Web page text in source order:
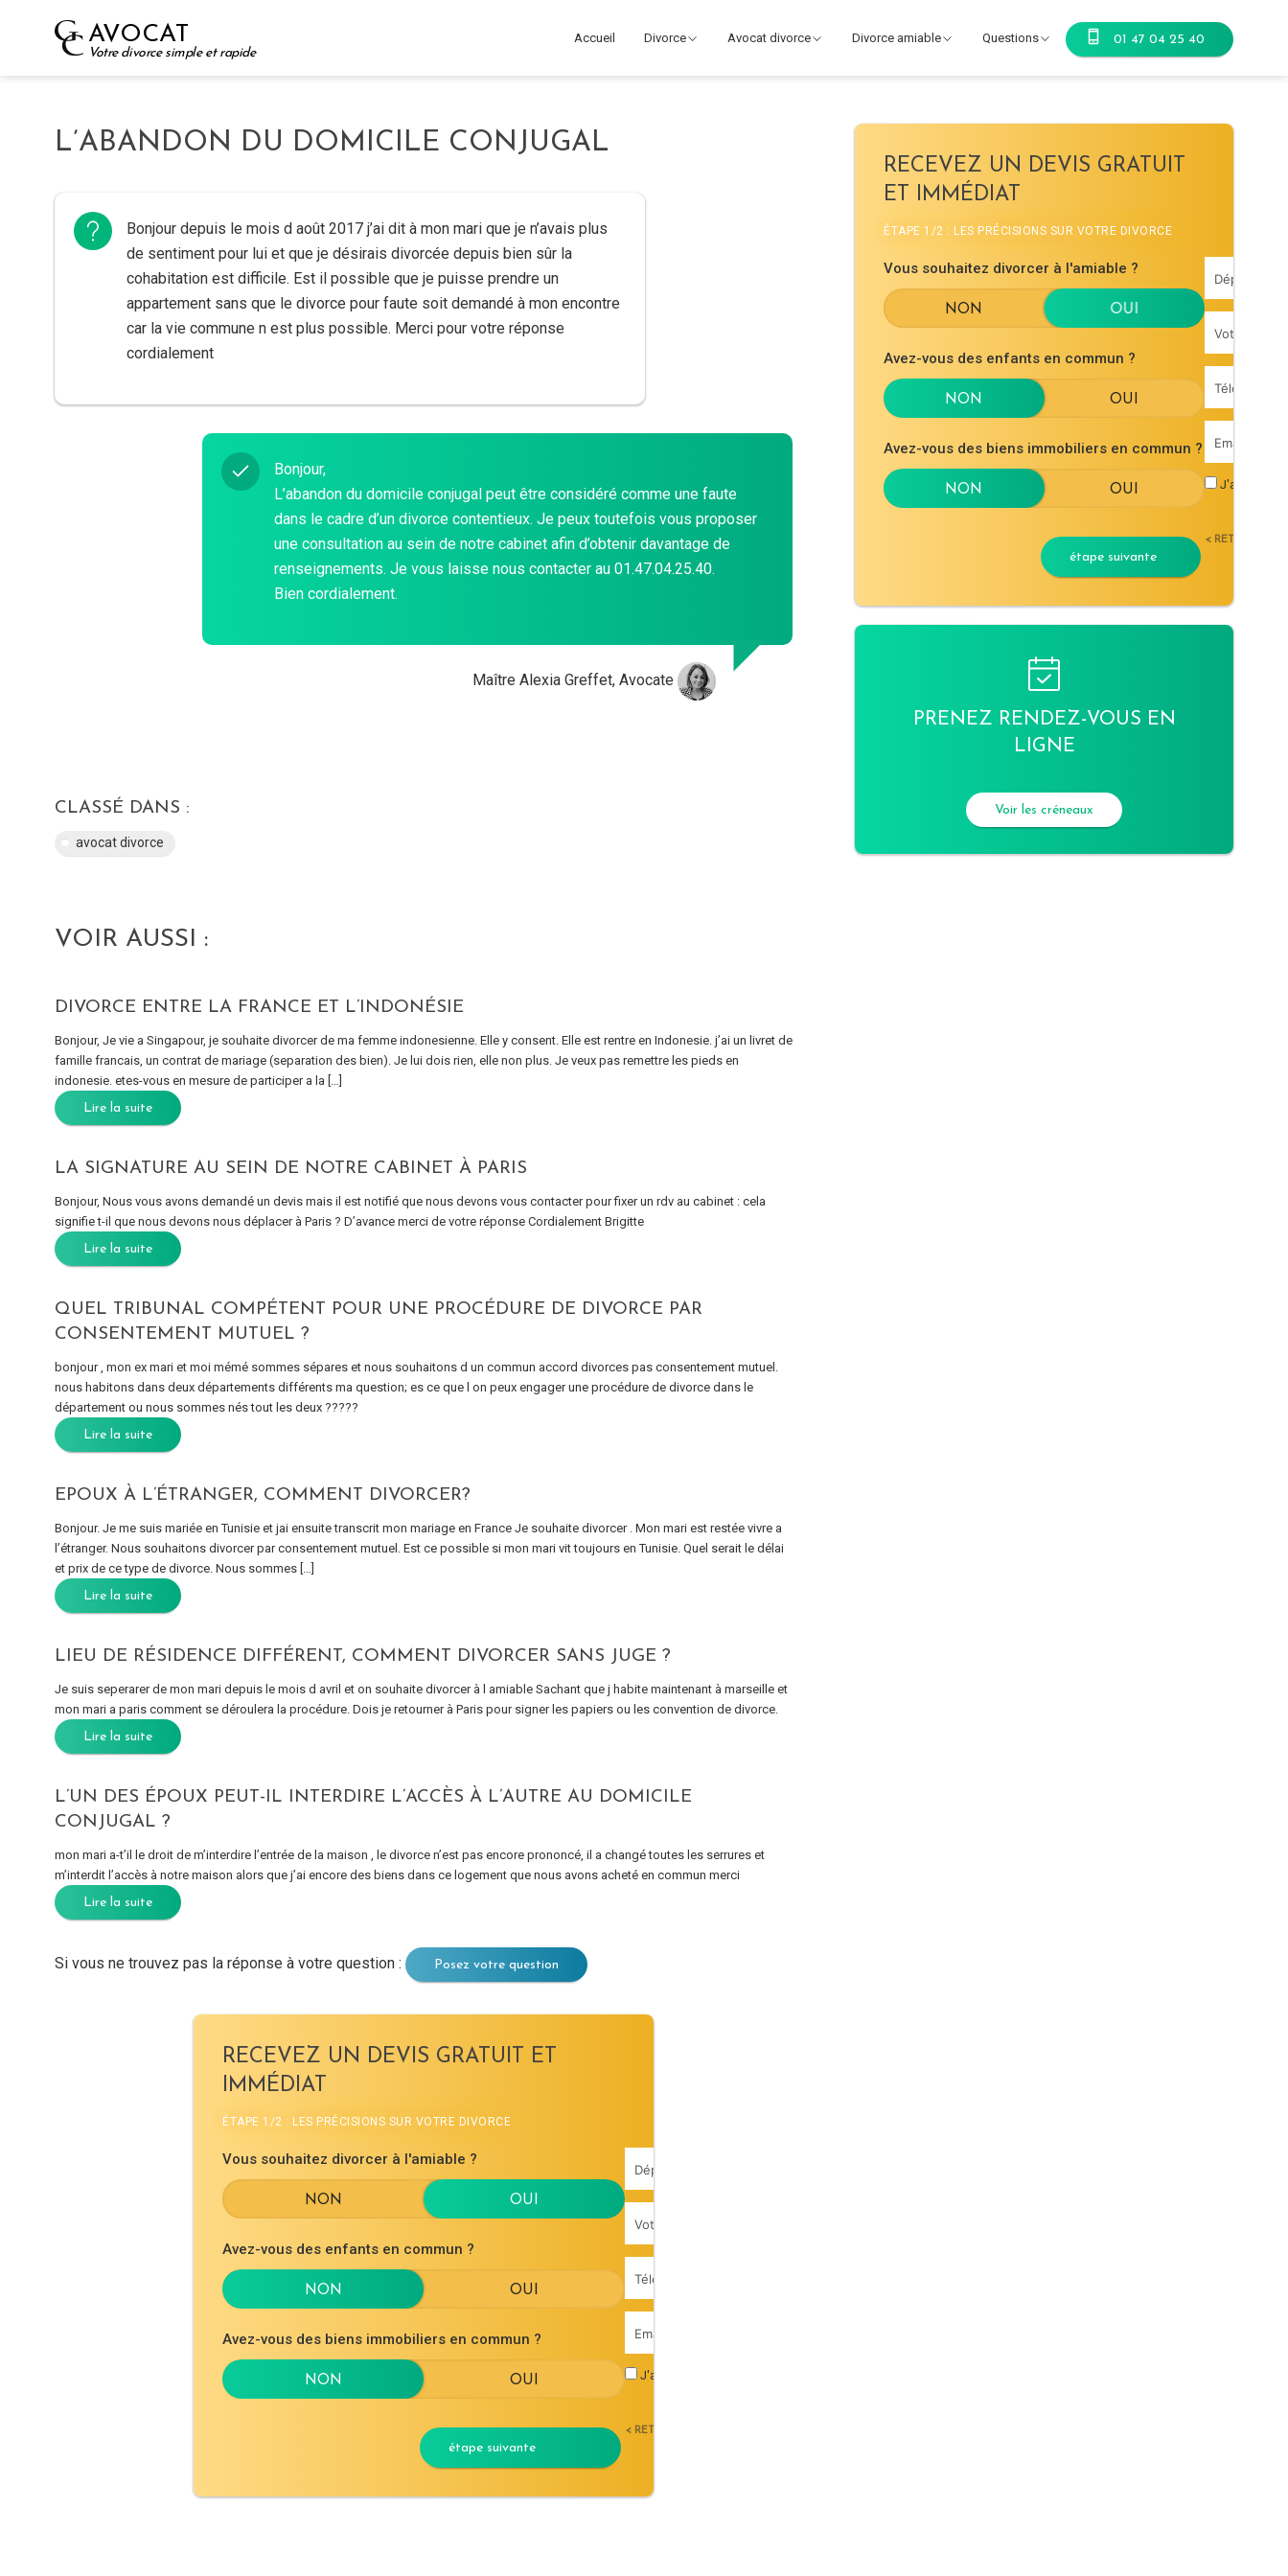
AVOCAT
Votre divorce simple et rapide
Accueil Divorce Avocat divorce Divorce amiable Questions 01 47 04 25 40
L’ABANDON DU DOMICILE CONJUGAL
Bonjour depuis le mois d août 2017 j’ai dit à mon mari que je n’avais plus
de sentiment pour lui et que je désirais divorcée depuis bien sûr la
cohabitation est difficile. Est il possible que je puisse prendre un
appartement sans que le divorce pour faute soit demandé à mon encontre
car la vie commune n est plus possible. Merci pour votre réponse
cordialement
Bonjour,
L’abandon du domicile conjugal peut être considéré comme une faute
dans le cadre d’un divorce contentieux. Je peux toutefois vous proposer
une consultation au sein de notre cabinet afin d’obtenir davantage de
renseignements. Je vous laisse nous contacter au 01.47.04.25.40.
Bien cordialement.
Maître Alexia Greffet, Avocate
CLASSÉ DANS :
avocat divorce
VOIR AUSSI :
DIVORCE ENTRE LA FRANCE ET L’INDONÉSIE
Bonjour, Je vie a Singapour, je souhaite divorcer de ma femme indonesienne. Elle y consent. Elle est rentre en Indonesie. j’ai un livret de
famille francais, un contrat de mariage (separation des bien). Je lui dois rien, elle non plus. Je veux pas remettre les pieds en
indonesie. etes-vous en mesure de participer a la […]
Lire la suite
LA SIGNATURE AU SEIN DE NOTRE CABINET À PARIS
Bonjour, Nous vous avons demandé un devis mais il est notifié que nous devons vous contacter pour fixer un rdv au cabinet : cela
signifie t-il que nous devons nous déplacer à Paris ? D’avance merci de votre réponse Cordialement Brigitte
Lire la suite
QUEL TRIBUNAL COMPÉTENT POUR UNE PROCÉDURE DE DIVORCE PAR
CONSENTEMENT MUTUEL ?
bonjour , mon ex mari et moi mémé sommes sépares et nous souhaitons d un commun accord divorces pas consentement mutuel.
nous habitons dans deux départements différents ma question; es ce que l on peux engager une procédure de divorce dans le
département ou nous sommes nés tout les deux ?????
Lire la suite
EPOUX À L’ÉTRANGER, COMMENT DIVORCER?
Bonjour. Je me suis mariée en Tunisie et jai ensuite transcrit mon mariage en France Je souhaite divorcer . Mon mari est restée vivre a
l’étranger. Nous souhaitons divorcer par consentement mutuel. Est ce possible si mon mari vit toujours en Tunisie. Quel serait le délai
et prix de ce type de divorce. Nous sommes […]
Lire la suite
LIEU DE RÉSIDENCE DIFFÉRENT, COMMENT DIVORCER SANS JUGE ?
Je suis seperarer de mon mari depuis le mois d avril et on souhaite divorcer à l amiable Sachant que j habite maintenant à marseille et
mon mari a paris comment se déroulera la procédure. Dois je retourner à Paris pour signer les papiers ou les convention de divorce.
Lire la suite
L’UN DES ÉPOUX PEUT-IL INTERDIRE L’ACCÈS À L’AUTRE AU DOMICILE
CONJUGAL ?
mon mari a-t’il le droit de m’interdire l’entrée de la maison , le divorce n’est pas encore prononcé, il a changé toutes les serrures et
m’interdit l’accès à notre maison alors que j’ai encore des biens dans ce logement que nous avons acheté en commun merci
Lire la suite
Si vous ne trouvez pas la réponse à votre question : Posez votre question
RECEVEZ UN DEVIS GRATUIT ET
IMMÉDIAT
ÉTAPE 1/2 : LES PRÉCISIONS SUR VOTRE DIVORCE
Vous souhaitez divorcer à l'amiable ?
Avez-vous des enfants en commun ?
Avez-vous des biens immobiliers en commun ?
étape suivante
J'accepte les
< RETOUR
RECEVEZ UN DEVIS GRATUIT
ET IMMÉDIAT
ÉTAPE 1/2 : LES PRÉCISIONS SUR VOTRE DIVORCE
Vous souhaitez divorcer à l'amiable ?
Avez-vous des enfants en commun ?
Avez-vous des biens immobiliers en commun ?
étape suivante
J'accepte
< RETOUR
PRENEZ RENDEZ-VOUS EN
LIGNE
Voir les créneaux